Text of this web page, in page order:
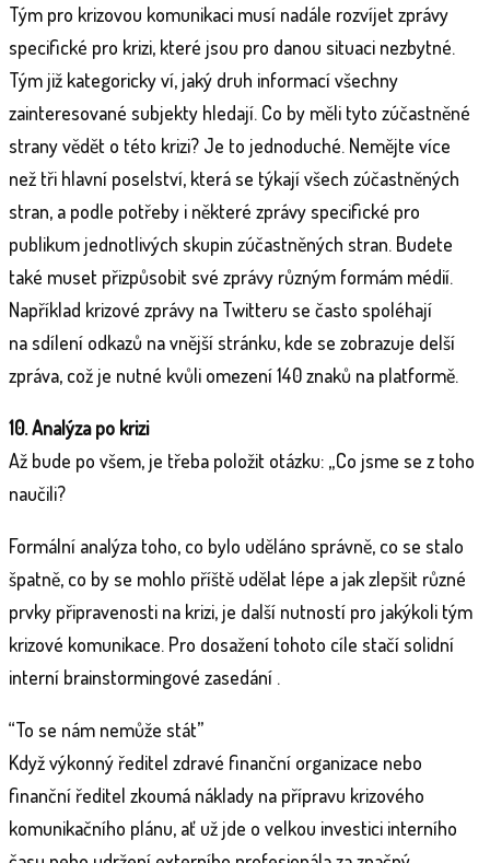
Tým pro krizovou komunikaci musí nadále rozvíjet zprávy
specifické pro krizi, které jsou pro danou situaci nezbytné.
Tým již kategoricky ví, jaký druh informací všechny
zainteresované subjekty hledají. Co by měli tyto zúčastněné
strany vědět o této krizi? Je to jednoduché. Nemějte více
než tři hlavní poselství, která se týkají všech zúčastněných
stran, a podle potřeby i některé zprávy specifické pro
publikum jednotlivých skupin zúčastněných stran. Budete
také muset přizpůsobit své zprávy různým formám médií.
Například krizové zprávy na Twitteru se často spoléhají
na sdílení odkazů na vnější stránku, kde se zobrazuje delší
zpráva, což je nutné kvůli omezení 140 znaků na platformě.
10. Analýza po krizi
Až bude po všem, je třeba položit otázku: „Co jsme se z toho
naučili?
Formální analýza toho, co bylo uděláno správně, co se stalo
špatně, co by se mohlo příště udělat lépe a jak zlepšit různé
prvky připravenosti na krizi, je další nutností pro jakýkoli tým
krizové komunikace. Pro dosažení tohoto cíle stačí solidní
interní brainstormingové zasedání .
“To se nám nemůže stát”
Když výkonný ředitel zdravé finanční organizace nebo
finanční ředitel zkoumá náklady na přípravu krizového
komunikačního plánu, ať už jde o velkou investici interního